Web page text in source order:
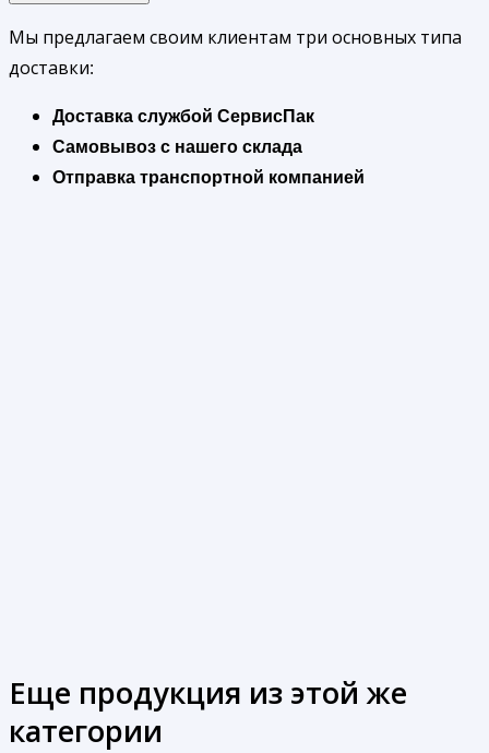
Мы предлагаем своим клиентам три основных типа
доставки:
Доставка службой СервисПак
Самовывоз с нашего склада
Отправка транспортной компанией
Еще продукция из этой же
категории